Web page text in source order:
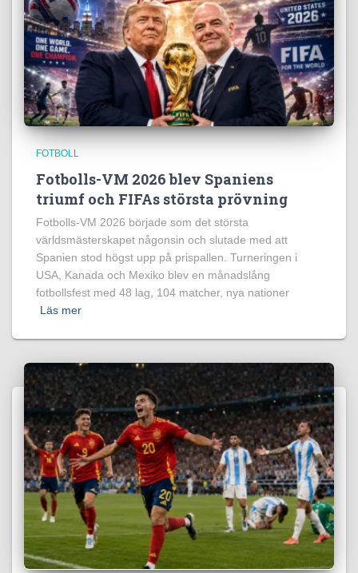
FOTBOLL
Fotbolls-VM 2026 blev Spaniens
triumf och FIFAs största prövning
Fotbolls-VM 2026 började som det största
världsmästerskapet någonsin och slutade med att
Spanien stod högst upp på prispallen. Turneringen i
USA, Kanada och Mexiko blev en månadslång
fotbollsfest med 48 lag, 104 matcher, nya nationer
Läs mer